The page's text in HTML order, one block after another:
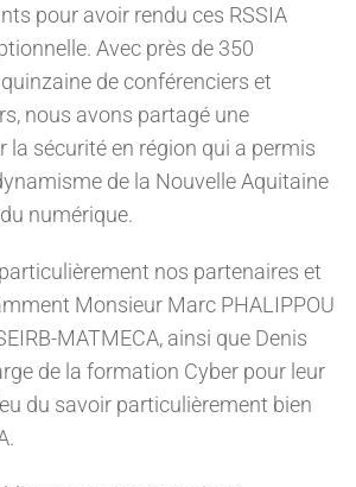
pour avoir rendu ces RSSIA
Avec près de 350
de conférenciers et
nous avons partagé une
sécurité en région qui a permis
de la Nouvelle Aquitaine
numérique.
nos partenaires et
Monsieur Marc PHALIPPOU
MATMECA, ainsi que Denis
de la formation Cyber pour leur
du savoir particulièrement bien